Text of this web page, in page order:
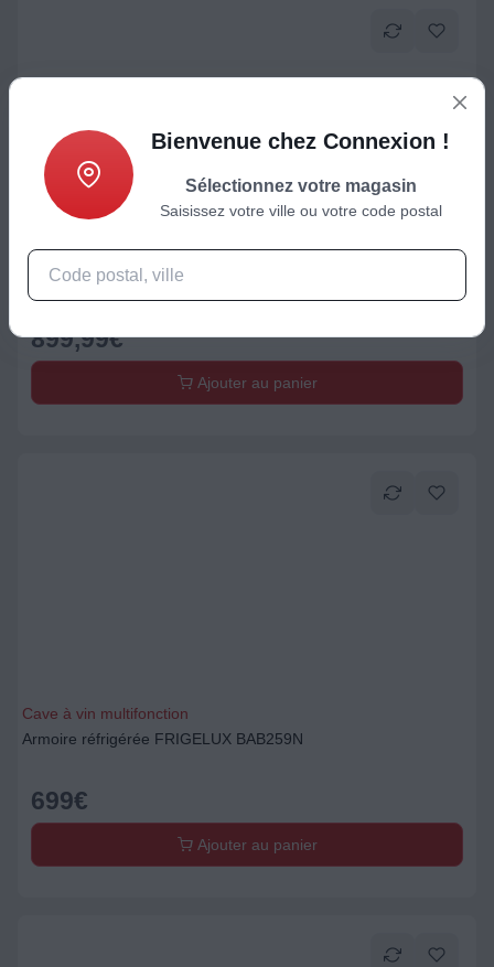
Cave à vin multifonction
Cave à vin vieillissement CLIMADIFF GARDE200D
899,99€
Ajouter au panier
Cave à vin multifonction
Armoire réfrigérée FRIGELUX BAB259N
699€
Ajouter au panier
Bienvenue chez Connexion !
Sélectionnez votre magasin
Saisissez votre ville ou votre code postal